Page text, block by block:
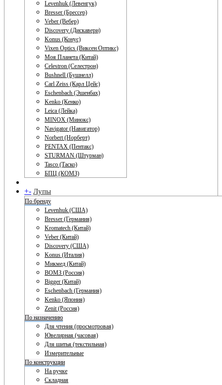
Levenhuk (Левенгук)
Bresser (Брессер)
Veber (Вебер)
Discovery (Дискавери)
Konus (Конус)
Vixen Optics (Виксен Оптикс)
Моя Планета (Китай)
Celestron (Селестрон)
Bushnell (Бушнелл)
Carl Zeiss (Карл Цейс)
Eschenbach (Эшенбах)
Kenko (Кенко)
Leica (Лейка)
MINOX (Минокс)
Navigator (Навигатор)
Norbert (Норберт)
PENTAX (Пентакс)
STURMAN (Штурман)
Tasco (Таско)
БПЦ (КОМЗ)
+- Лупы
По бренду
Levenhuk (США)
Bresser (Германия)
Kromatech (Китай)
Veber (Китай)
Discovery (США)
Konus (Италия)
Микмед (Китай)
ВОМЗ (Россия)
Bigger (Китай)
Eschenbach (Германия)
Kenko (Япония)
Zenit (Россия)
По назначению
Для чтения (просмотровая)
Ювелирная (часовая)
Для шитья (текстильная)
Измерительные
По конструкции
На ручке
Складная